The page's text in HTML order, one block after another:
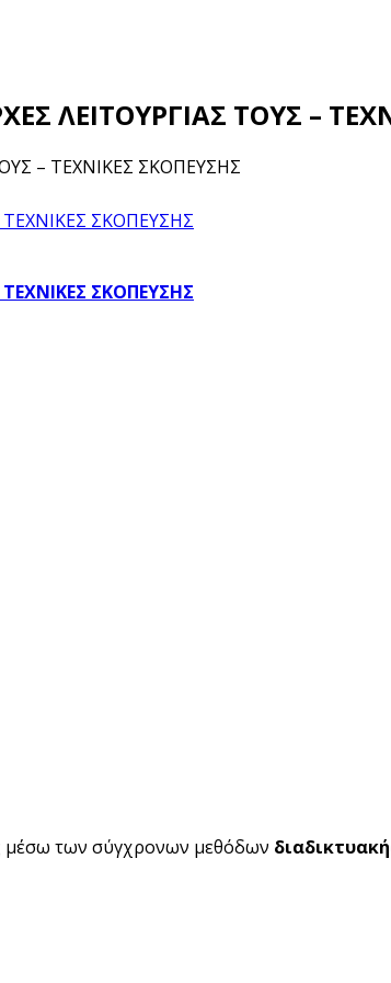
ΛΕΙΤΟΥΡΓΙΑΣ ΤΟΥΣ –
– ΤΕΧΝΙΚΕΣ ΣΚΟΠΕΥΣΗΣ
ΣΚΟΠΕΥΣΗΣ
μέσω των σύγχρονων μεθόδων